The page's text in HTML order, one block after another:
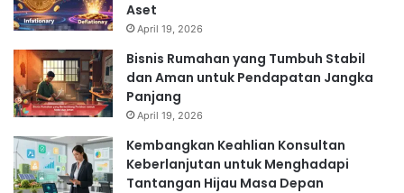
Aset
April 19, 2026
Bisnis Rumahan yang Tumbuh Stabil
dan Aman untuk Pendapatan Jangka
Panjang
April 19, 2026
Kembangkan Keahlian Konsultan
Keberlanjutan untuk Menghadapi
Tantangan Hijau Masa Depan